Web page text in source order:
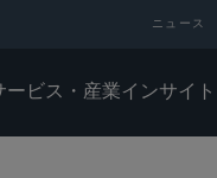
ニュース
ービス・産業インサイト